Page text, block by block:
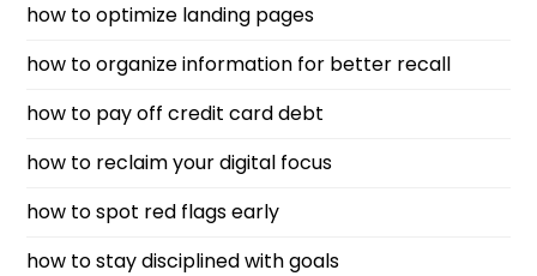
how to optimize landing pages
how to organize information for better recall
how to pay off credit card debt
how to reclaim your digital focus
how to spot red flags early
how to stay disciplined with goals